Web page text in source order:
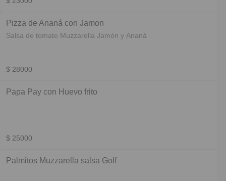
Pizza de Ananá con Jamon
Salsa de tomate Muzzarella Jamón y Ananá
$ 28000
Papa Pay con Huevo frito
$ 25000
Palmitos Muzzarella salsa Golf